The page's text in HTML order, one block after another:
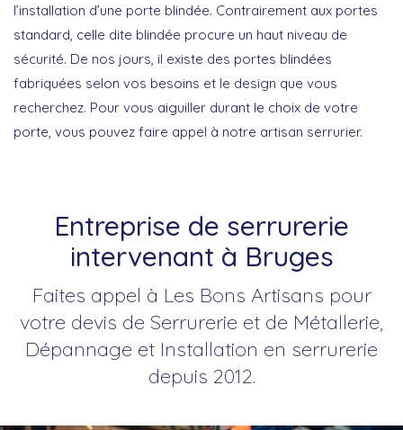
l’installation d’une porte blindée. Contrairement aux portes
standard, celle dite blindée procure un haut niveau de
sécurité. De nos jours, il existe des portes blindées
fabriquées selon vos besoins et le design que vous
recherchez. Pour vous aiguiller durant le choix de votre
porte, vous pouvez faire appel à notre artisan serrurier.
Entreprise de serrurerie
intervenant à Bruges
Faites appel à Les Bons Artisans pour
votre devis de Serrurerie et de Métallerie,
Dépannage et Installation en serrurerie
depuis 2012.